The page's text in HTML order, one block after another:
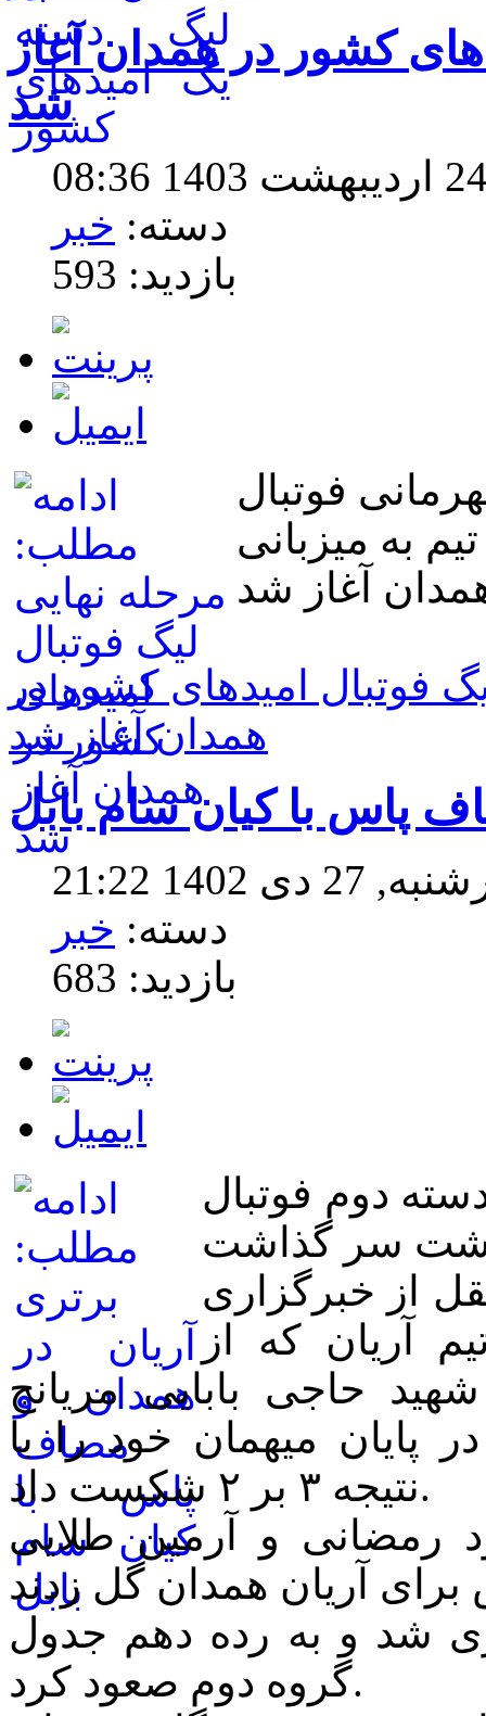
کشور در همدان آغاز
شد
دسته: خبر
بازدید: 593
فوتبال
به میزبانی
فوتبال امیدهای کشور در
همدان آغاز شد
پاس با کیان سام بابل
21:22
دسته: خبر
بازدید: 683
دوم فوتبال
از خبرگزاری
آریان که از
شهید حاجی بابایی مریانج
پایان میهمان خود را با
نتیجه ۳ بر ۲ شکست داد.
رمضانی و آرمین طلایی
این برتری ۱۵ امتیازی شد و به رده دهم جدول
گروه دوم صعود کرد.